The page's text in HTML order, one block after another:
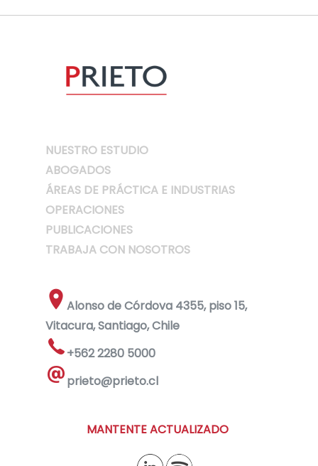
NUESTRO ESTUDIO
ABOGADOS
ÁREAS DE PRÁCTICA E INDUSTRIAS
OPERACIONES
PUBLICACIONES
TRABAJA CON NOSOTROS
Alonso de Córdova 4355, piso 15,
Vitacura, Santiago, Chile
+562 2280 5000
prieto@prieto.cl
MANTENTE ACTUALIZADO